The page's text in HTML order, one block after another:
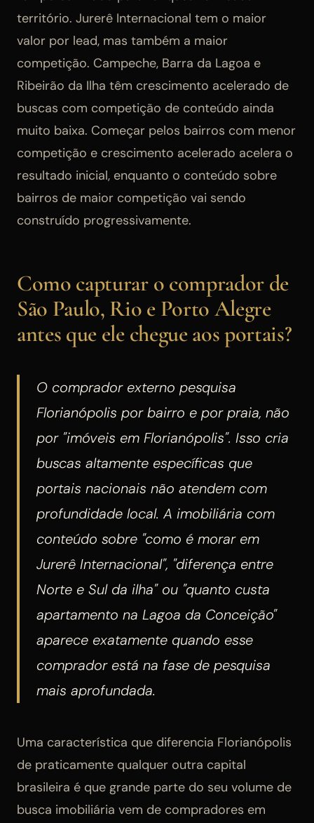
território. Jurerê Internacional tem o maior
valor por lead, mas também a maior
competição. Campeche, Barra da Lagoa e
Ribeirão da Ilha têm crescimento acelerado de
buscas com competição de conteúdo ainda
muito baixa. Começar pelos bairros com menor
competição e crescimento acelerado acelera o
resultado inicial, enquanto o conteúdo sobre
bairros de maior competição vai sendo
construído progressivamente.
Como capturar o comprador de
São Paulo, Rio e Porto Alegre
antes que ele chegue aos portais?
O comprador externo pesquisa
Florianópolis por bairro e por praia, não
por "imóveis em Florianópolis". Isso cria
buscas altamente específicas que
portais nacionais não atendem com
profundidade local. A imobiliária com
conteúdo sobre "como é morar em
Jurerê Internacional", "diferença entre
Norte e Sul da ilha" ou "quanto custa
apartamento na Lagoa da Conceição"
aparece exatamente quando esse
comprador está na fase de pesquisa
mais aprofundada.
Uma característica que diferencia Florianópolis
de praticamente qualquer outra capital
brasileira é que grande parte do seu volume de
busca imobiliária vem de compradores em